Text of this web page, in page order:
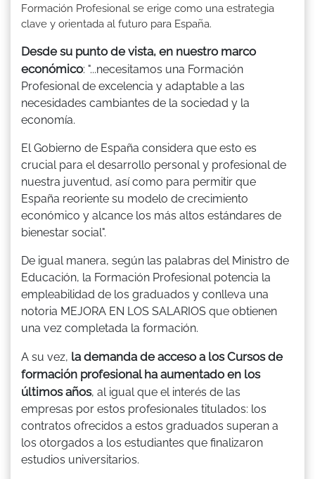
Formación Profesional se erige como una estrategia
clave y orientada al futuro para España.
Desde su punto de vista, en nuestro marco
económico: "...necesitamos una Formación
Profesional de excelencia y adaptable a las
necesidades cambiantes de la sociedad y la
economía.
El Gobierno de España considera que esto es
crucial para el desarrollo personal y profesional de
nuestra juventud, así como para permitir que
España reoriente su modelo de crecimiento
económico y alcance los más altos estándares de
bienestar social".
De igual manera, según las palabras del Ministro de
Educación, la Formación Profesional potencia la
empleabilidad de los graduados y conlleva una
notoria MEJORA EN LOS SALARIOS que obtienen
una vez completada la formación.
A su vez, la demanda de acceso a los Cursos de
formación profesional ha aumentado en los
últimos años, al igual que el interés de las
empresas por estos profesionales titulados: los
contratos ofrecidos a estos graduados superan a
los otorgados a los estudiantes que finalizaron
estudios universitarios.